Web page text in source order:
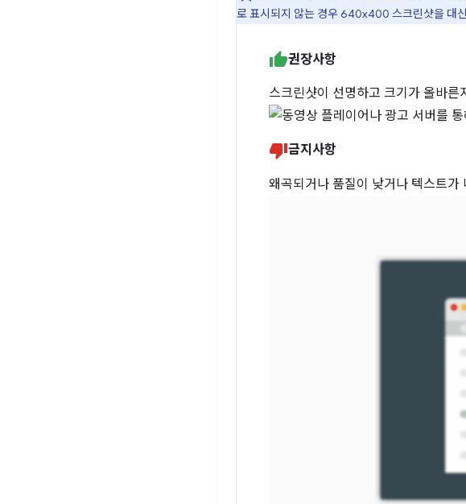
로 표시되지 않는 경우 640x400 스크린샷을 대
권장사항
스크린샷이 선명하고 크기가 올바
금지사항
왜곡되거나 품질이 낮거나 텍스트